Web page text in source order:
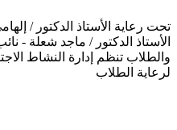
تحت رعاية الأستاذ الدكتور /
الأستاذ الدكتور / ماجد شعلة -
والطلاب تنظم إدارة النشاط
لرعاية الطلاب